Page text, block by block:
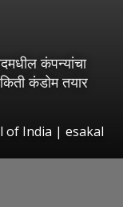
कंपन्यांचा
कंडोम तयार
of India | esakal